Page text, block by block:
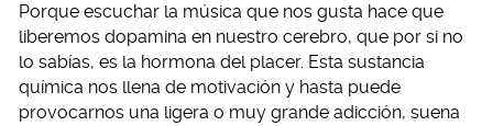
Porque escuchar la música que nos gusta hace que
liberemos dopamina en nuestro cerebro, que por si no
lo sabías, es la hormona del placer. Esta sustancia
química nos llena de motivación y hasta puede
provocarnos una ligera o muy grande adicción, suena